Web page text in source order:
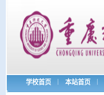
学校首页 本站首页